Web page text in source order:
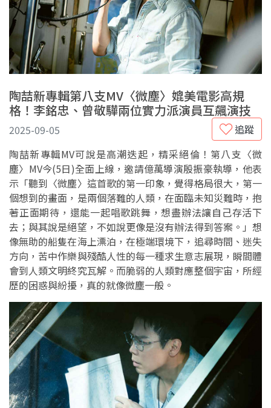
陶喆新專輯第八支MV〈微塵〉媲美電影高規
格！李銘忠、曾敬驊兩位實力派演員互飆演技
追蹤
2025-09-05
陶喆新專輯MV可說是高潮迭起，精采絕倫！第八支〈微
塵〉MV今(5日)全面上線，邀請億萬導演殷振豪執導，他表
示「聽到〈微塵〉這首歌的第一印象，覺得格局很大，第一
個想到的畫面，是兩個落難的人類，在面臨未知災難時，抱
著正面期待，還能一起唱歌跳舞，想盡辦法讓自己存活下
去；與其說是絕望，不如說更像是沒有辦法得到答案。」想
像無助的船隻在海上漂泊，在極端環境下，追尋時間、迷失
方向，苦中作樂與殘酷人性的每一種求生意志展現，瞬間體
會到人類文明終究瓦解。而脆弱的人類對應整個宇宙，所經
歷的困惑與紛擾，真的就像微塵一般。